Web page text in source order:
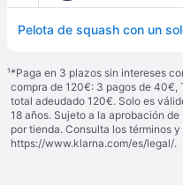
¹*Paga en 3 plazos sin intereses
compra de 120€: 3 pagos de 40€,
total adeudado 120€. Solo es
18 años. Sujeto a la aprobación
por tienda. Consulta los términos
https://www.klarna.com/es/legal/.